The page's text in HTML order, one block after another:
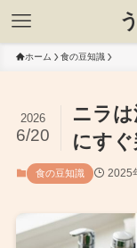
ホーム 食の豆知識
ニラ
にす
2026
6/20
食の豆知識 2025